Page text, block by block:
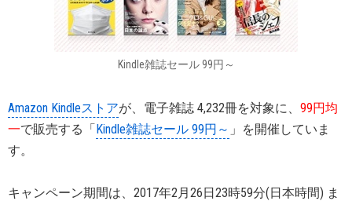
Kindle雑誌セール 99円～
Amazon Kindleストアが、電子雑誌 4,232冊を対象に、 99円均
一で販売する「Kindle雑誌セール 99円～ 」を開催していま
す。
キャンペーン期間は、2017年2月26日23時59分(日本時間) ま